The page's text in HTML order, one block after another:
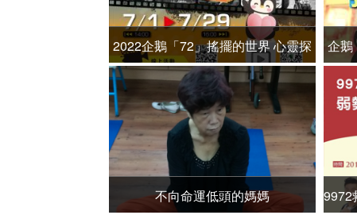
2022企鵝「72」搖擺的世界 心靈探
索線上影展
企鵝
不向命運低頭的媽媽 9972